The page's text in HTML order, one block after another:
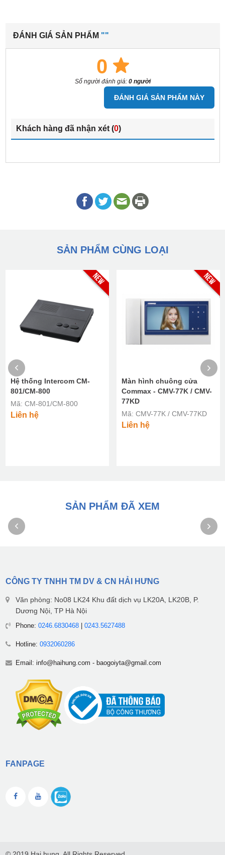
ĐÁNH GIÁ SẢN PHẨM ""
0
Số người đánh giá: 0 người
ĐÁNH GIÁ SẢN PHẨM NÀY
Khách hàng đã nhận xét (0)
SẢN PHẨM CÙNG LOẠI
Hệ thống Intercom CM-
801/CM-800
Mã: CM-801/CM-800
Liên hệ
Màn hình chuông cửa
Commax - CMV-77K / CMV-
77KD​​​​
Mã: CMV-77K / CMV-77KD​​​​
Liên hệ
SẢN PHẨM ĐÃ XEM
CÔNG TY TNHH TM DV & CN HẢI HƯNG
Văn phòng: No08 LK24 Khu đất dịch vụ LK20A, LK20B, P.
Dương Nội, TP Hà Nội
Phone: 0246.6830468| 0243.5627488
Hotline: 0932060286
Email: info@haihung.com - baogoiyta@gmail.com
FANPAGE